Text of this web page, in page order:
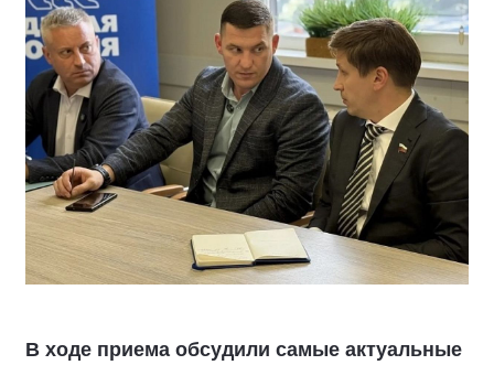
В ходе приема обсудили самые актуальные